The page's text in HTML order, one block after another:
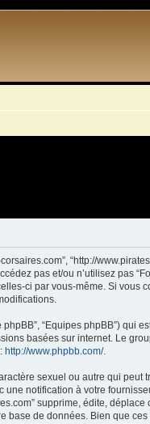
“http://
pas et/ou n’utilisez pas
ci par vous-même. Si vous
phpBB”, “Equipes phpBB”)
basées sur internet. Le
http://www.phpbb.com/.
sexuel ou autre qui peut
notification à votre
supprime, édite,
de données. Bien que